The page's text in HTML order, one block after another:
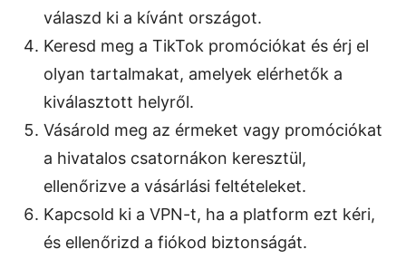
válaszd ki a kívánt országot.
Keresd meg a TikTok promóciókat és érj el
olyan tartalmakat, amelyek elérhetők a
kiválasztott helyről.
Vásárold meg az érmeket vagy promóciókat
a hivatalos csatornákon keresztül,
ellenőrizve a vásárlási feltételeket.
Kapcsold ki a VPN-t, ha a platform ezt kéri,
és ellenőrizd a fiókod biztonságát.